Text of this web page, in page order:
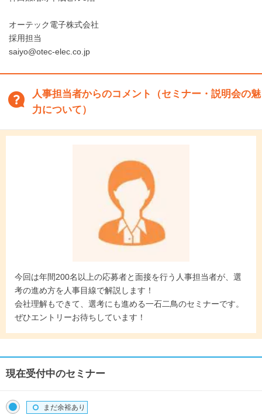
オーテック電子株式会社
採用担当
saiyo@otec-elec.co.jp
人事担当者からのコメント（セミナー・説明会の魅
力について）
今回は年間200名以上の応募者と面接を行う人事担当者が、選
考の進め方を人事目線で解説します！
会社理解もできて、選考にも進める一石二鳥のセミナーです。
ぜひエントリーお待ちしています！
現在受付中のセミナー
まだ余裕あり